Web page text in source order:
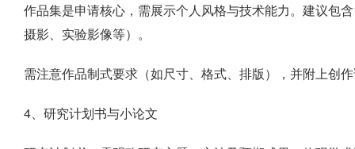
作品集是申请核心，需展示个人风格与技术能力。建议包
摄影、实验影像等）。
需注意作品制式要求（如尺寸、格式、排版），并附上创
4、研究计划书与小论文